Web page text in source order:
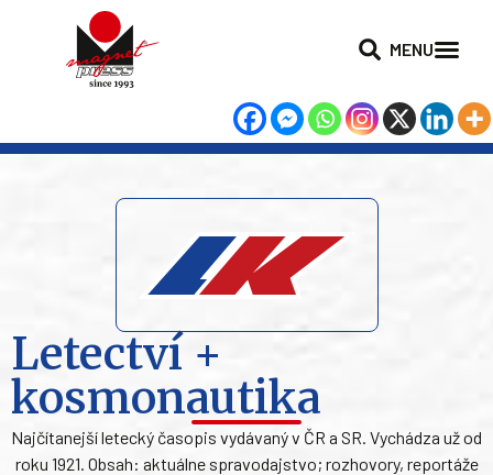
MENU
Letectví +
kosmonautika
Najčítanejší letecký časopis vydávaný v ČR a SR. Vychádza už od
roku 1921. Obsah: aktuálne spravodajstvo; rozhovory, reportáže